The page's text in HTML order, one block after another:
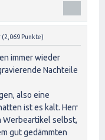
(2,069 Punkte)
immer wieder
Nachteile
also eine
ist es kalt. Herr
Werbeartikel selbst,
gut gedämmten